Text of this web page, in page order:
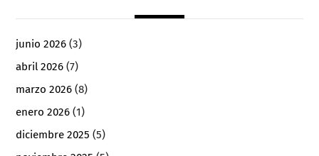
junio 2026 (3)
abril 2026 (7)
marzo 2026 (8)
enero 2026 (1)
diciembre 2025 (5)